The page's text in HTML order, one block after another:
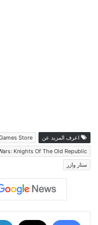
اعرف المزيد عن
Store
Knights Of The Old Republic
ستار وازر